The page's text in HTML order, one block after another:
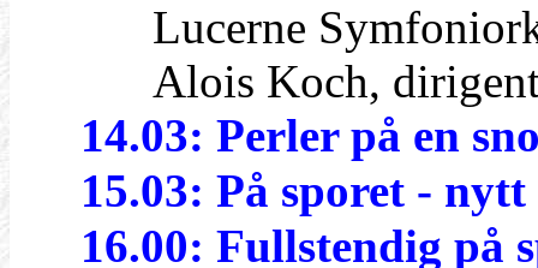
Lucerne
Alois Koch,
14.03: Perler på en
15.03: På sporet -
16.00: Fullstendig på